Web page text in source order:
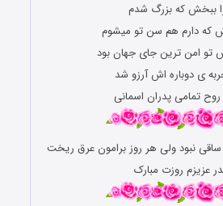
ﺑﺒﺨﺶ ﮐﻪ ﺑﺰﺭﮒ ﺷﺪﻡ
ﮐﻪ ﺩﺍﺭﻡ ﻫﻢ ﺳﻦ ﺗﻮ ﻣﯿﺸﻮﻡ
ﺗﻮ ﺍﻣﻦ ﺗﺮﯾﻦ ﺟﺎﯼ ﺟﻬﺎﻥ ﺑﻮﺩ
ﯼ ﺩﻭﺑﺎﺭﻩ ﺍﺵ ﺁﺭﺯﻭ ﺷﺪ
تمامی پدران اسمانی
نبود ولی هر روز برامون عرق ریخت
عزیزم روزت مبارک